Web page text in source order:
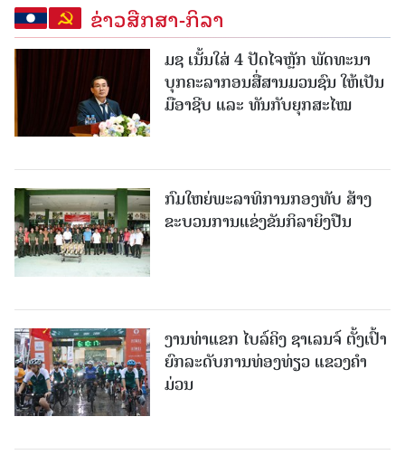
ຂ່າວສືກສາ-ກິລາ
ມຊ ເນັ້ນໃສ່ 4 ປັດໄຈຫຼັກ ພັດທະນາ
ບຸກຄະລາກອນສື່ສານມວນຊົນ ໃຫ້ເປັນ
ມືອາຊີບ ແລະ ທັນກັບຍຸກສະໄໝ
ກົມໃຫຍ່ພະລາທິການກອງທັບ ສ້າງ
ຂະບວນການແຂ່ງຂັນກິລາຍິງປືນ
ງານທ່າແຂກ ໄບລ໌ຄິງ ຊາເລນຈ໌ ຕັ້ງເປົ້າ
ຍົກລະດັບການທ່ອງທ່ຽວ ແຂວງຄໍາ
ມ່ວນ